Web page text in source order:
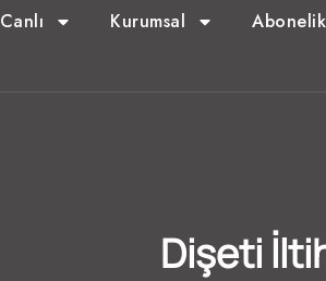
Canlı Kurumsal Abonelik
Dişeti